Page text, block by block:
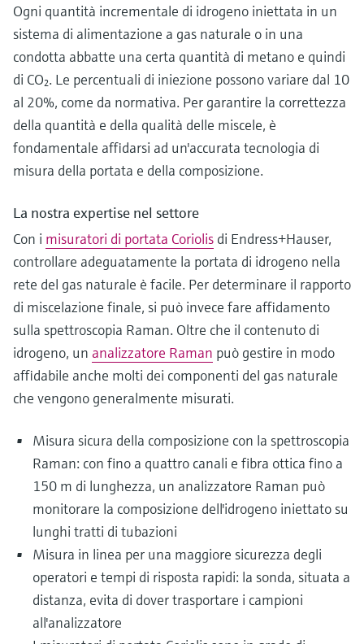
Ogni quantità incrementale di idrogeno iniettata in un
sistema di alimentazione a gas naturale o in una
condotta abbatte una certa quantità di metano e quindi
di CO₂. Le percentuali di iniezione possono variare dal 10
al 20%, come da normativa. Per garantire la correttezza
della quantità e della qualità delle miscele, è
fondamentale affidarsi ad un'accurata tecnologia di
misura della portata e della composizione.
La nostra expertise nel settore
Con i misuratori di portata Coriolis di Endress+Hauser,
controllare adeguatamente la portata di idrogeno nella
rete del gas naturale è facile. Per determinare il rapporto
di miscelazione finale, si può invece fare affidamento
sulla spettroscopia Raman. Oltre che il contenuto di
idrogeno, un analizzatore Raman può gestire in modo
affidabile anche molti dei componenti del gas naturale
che vengono generalmente misurati.
Misura sicura della composizione con la spettroscopia
Raman: con fino a quattro canali e fibra ottica fino a
150 m di lunghezza, un analizzatore Raman può
monitorare la composizione dell'idrogeno iniettato su
lunghi tratti di tubazioni
Misura in linea per una maggiore sicurezza degli
operatori e tempi di risposta rapidi: la sonda, situata a
distanza, evita di dover trasportare i campioni
all'analizzatore